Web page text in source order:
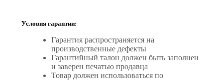
Условия гарантии:
Гарантия распространяется на
производственные дефекты
Гарантийный талон должен быть заполнен
и заверен печатью продавца
Товар должен использоваться по